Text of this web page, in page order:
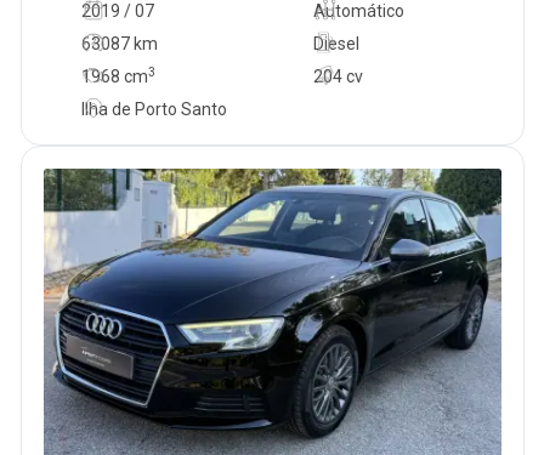
2019 / 07
Automático
63087 km
204 cv
Diesel
1968 cm3
Ilha de Porto Santo